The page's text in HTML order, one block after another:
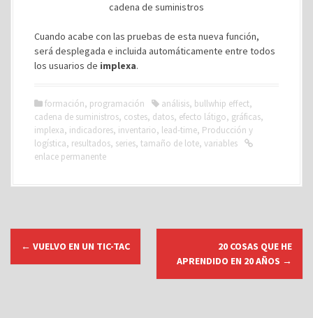
cadena de suministros
Cuando acabe con las pruebas de esta nueva función,
será desplegada e incluida automáticamente entre todos
los usuarios de implexa.
formación, programación análisis, bullwhip effect,
cadena de suministros, costes, datos, efecto látigo, gráficas,
implexa, indicadores, inventario, lead-time, Producción y
logística, resultados, series, tamaño de lote, variables
enlace permanente
← VUELVO EN UN TIC-TAC
20 COSAS QUE HE
APRENDIDO EN 20 AÑOS →